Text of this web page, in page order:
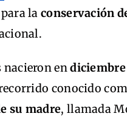
para laconservación
nacieron endiciembre
conocido
su madre, llamada